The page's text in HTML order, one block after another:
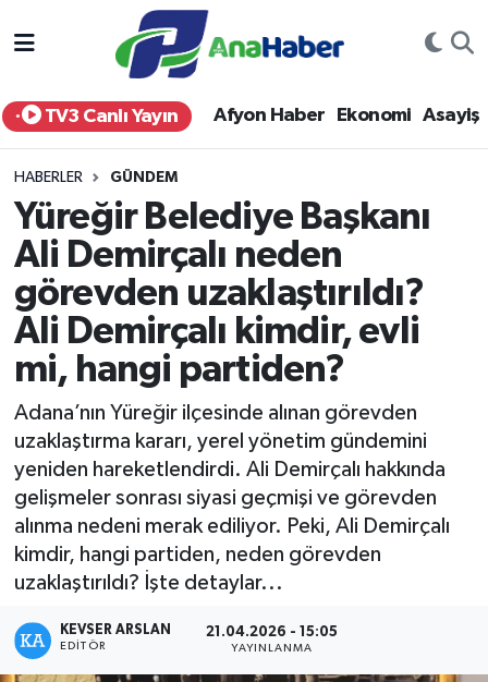
TV3 Canlı Yayın Afyon Haber Ekonomi Asayiş
HABERLER GÜNDEM
Yüreğir Belediye Başkanı
Ali Demirçalı neden
görevden uzaklaştırıldı?
Ali Demirçalı kimdir, evli
mi, hangi partiden?
Adana’nın Yüreğir ilçesinde alınan görevden
uzaklaştırma kararı, yerel yönetim gündemini
yeniden hareketlendirdi. Ali Demirçalı hakkında
gelişmeler sonrası siyasi geçmişi ve görevden
alınma nedeni merak ediliyor. Peki, Ali Demirçalı
kimdir, hangi partiden, neden görevden
uzaklaştırıldı? İşte detaylar...
KEVSER ARSLAN
EDITÖR
21.04.2026 - 15:05
YAYINLANMA
Yurt Haber
Afyon Haber
Siyaset
Spor
Eğitim
Sağlık
Teknoloji
Kültür - Sanat
Yaşam
Afyonkarahisar Nöbetçi Eczaneler
Afyonkarahisar Hava Durumu
Afyonkarahisar Trafik Yoğunluk Haritası
Süper Lig Puan Durumu ve Fikstür
Tüm Manşetler
Son Dakika Haberleri
Haber Arşivi